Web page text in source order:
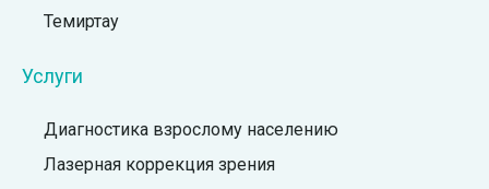
Темиртау
Услуги
Диагностика взрослому населению
Лазерная коррекция зрения